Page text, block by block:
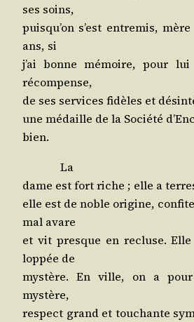
ses soins,
puis­qu’on s’est entre­mis,
ans, si
j’ai bonne mémoire, pour
récompense,
de ses ser­vices fidèles et
une médaille de la Socié­té
bien.
La
dame est fort riche ; elle a
elle est de noble ori­gine,
mal avare
et vit presque en recluse.
lop­pée de
mys­tère. En ville, on a
mystère,
res­pect grand et tou­chante